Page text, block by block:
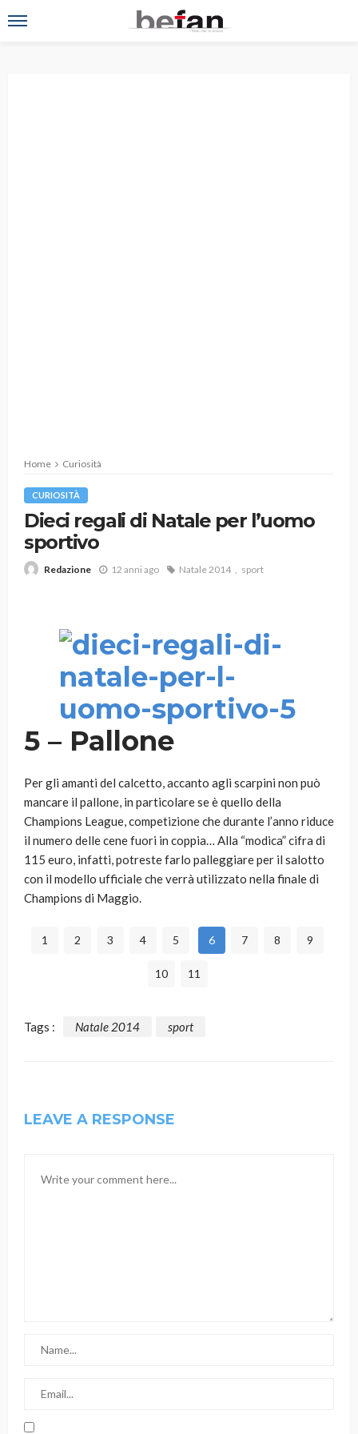
Home Curiosità
CURIOSITÀ
Dieci regali di Natale per l’uomo
sportivo
Redazione 12 anni ago Natale 2014 sport
5 – Pallone
Per gli amanti del calcetto, accanto agli scarpini non può
mancare il pallone, in particolare se è quello della
Champions League, competizione che durante l’anno riduce
il numero delle cene fuori in coppia… Alla “modica” cifra di
115 euro, infatti, potreste farlo palleggiare per il salotto
con il modello ufficiale che verrà utilizzato nella finale di
Champions di Maggio.
1 2 3 4 5 6 7 8 9
10 11
Tags : Natale 2014 sport
LEAVE A RESPONSE